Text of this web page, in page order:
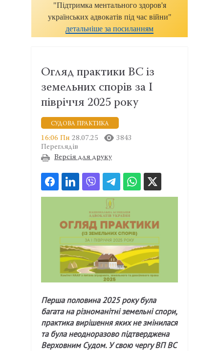
"Підтримка ментального здоров'я
українських адвокатів під час війни"
детальніше за посиланням
Огляд практики ВС із
земельних спорів за I
півріччя 2025 року
CУДОВА ПРАКТИКА
16:06 Пн 28.07.25
3843
Переглядів
Версія для друку
Перша половина 2025 року була
багата на різноманітні земельні спори,
практика вирішення яких не змінилася
та була неодноразово підтверджена
Верховним Судом. У свою чергу ВП ВС